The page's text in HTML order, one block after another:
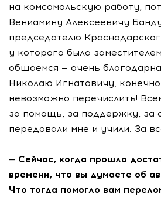
на комсомольскую работу,
Вениамину Алексеевичу
председателю
у которого была
общаемся — очень
Николаю Игнатовичу,
невозможно перечислить!
за помощь, за поддержку, за
передавали мне и учили. За
— Сейчас, когда прошло
времени, что вы думаете об
Что тогда помогло вам